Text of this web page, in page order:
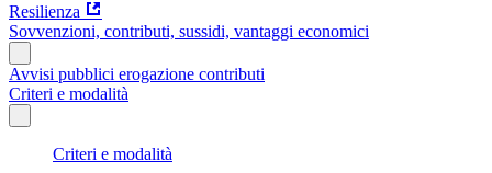
Resilienza
Sovvenzioni, contributi, sussidi, vantaggi economici
Avvisi pubblici erogazione contributi
Criteri e modalità
Criteri e modalità